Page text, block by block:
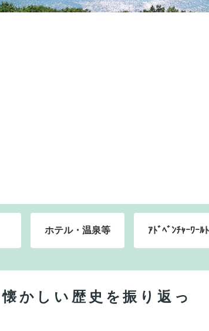
ホテル・温泉等 ｱﾄﾞﾍﾞﾝﾁｬｰﾜｰﾙ
かしい歴史を振り返っ